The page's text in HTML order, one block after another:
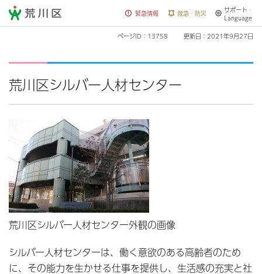
荒川区 緊急情報 救急・防災
サポート・
Language
ページID：13758 更新日：2021年9月27日
荒川区シルバー人材センター
荒川区シルバー人材センター外観の画像
シルバー人材センターは、働く意欲のある高齢者のため
に、その能力を生かせる仕事を提供し、生活感の充実と社